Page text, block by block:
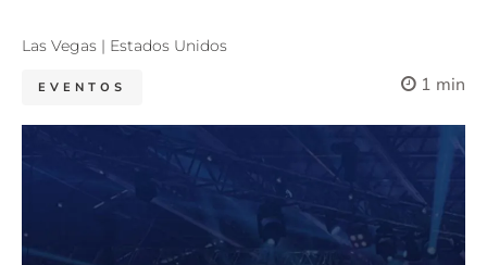
Las Vegas | Estados Unidos
EVENTOS 1 min